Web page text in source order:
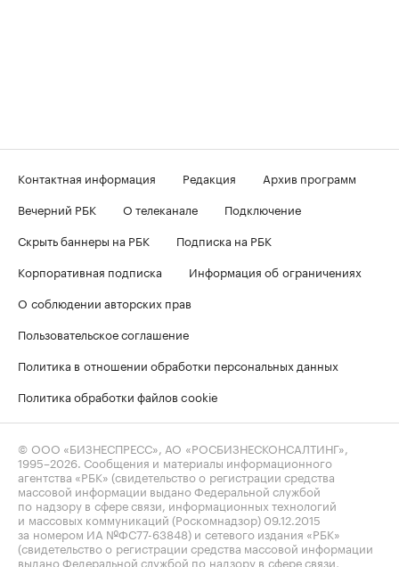
Контактная информация Редакция
Архив программ
Вечерний РБК
О телеканале
Подключение
Скрыть баннеры на РБК
Подписка на РБК
Корпоративная подписка
Информация об ограничениях
О соблюдении авторских прав
Пользовательское соглашение
Политика в отношении обработки персональных данных
Политика обработки файлов cookie
© ООО «БИЗНЕСПРЕСС», АО «РОСБИЗНЕСКОНСАЛТИНГ»,
1995–2026 . Сообщения и материалы информационного
агентства «РБК» (свидетельство о регистрации средства
массовой информации выдано Федеральной службой
по надзору в сфере связи, информационных технологий
и массовых коммуникаций (Роскомнадзор) 09.12.2015
за номером ИА №ФС77-63848) и сетевого издания «РБК»
(свидетельство о регистрации средства массовой информации
выдано Федеральной службой по надзору в сфере связи,